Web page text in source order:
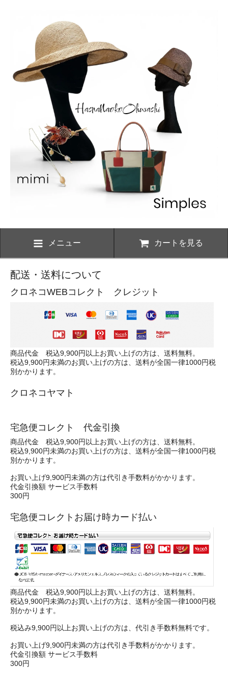
メニュー カートを見る
配送・送料について
クロネコWEBコレクト クレジット
商品代金 税込9,900円以上お買い上げの方は、送料無料。
税込9,900円未満のお買い上げの方は、送料が全国一律1000円税
別かかります。
クロネコヤマト
宅急便コレクト 代金引換
商品代金 税込9,900円以上お買い上げの方は、送料無料。
税込9,900円未満のお買い上げの方は、送料が全国一律1000円税
別かかります。
お買い上げ9,900円未満の方は代引き手数料がかかります。
代金引換額 サービス手数料
300円
宅急便コレクトお届け時カード払い
商品代金 税込9,900円以上お買い上げの方は、送料無料。
税込9,900円未満のお買い上げの方は、送料が全国一律1000円税
別かかります。
税込み9,900円以上お買い上げの方は、代引き手数料無料です。
お買い上げ9,900円未満の方は代引き手数料がかかります。
代金引換額 サービス手数料
300円